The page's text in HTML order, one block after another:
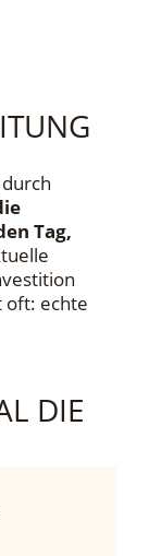
Tag,
oft: echte
DIE